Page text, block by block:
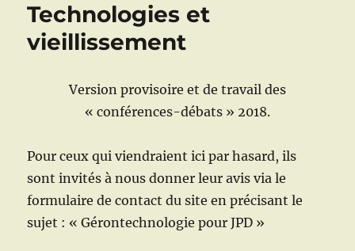
Technologies et
vieillissement
Version provisoire et de travail des
« conférences-débats » 2018.
Pour ceux qui viendraient ici par hasard, ils
sont invités à nous donner leur avis via le
formulaire de contact du site en précisant le
sujet : « Gérontechnologie pour JPD »